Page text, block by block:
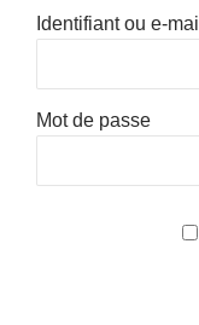
Identifiant ou e-mail
Mot de passe